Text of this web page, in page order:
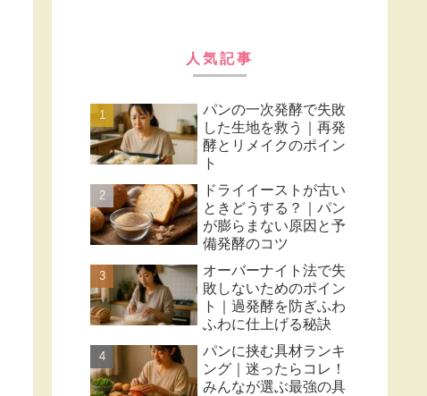
人気記事
パンの一次発酵で失敗
した生地を救う｜再発
酵とリメイクのポイン
ト
ドライイーストが古い
ときどうする？｜パン
が膨らまない原因と予
備発酵のコツ
オーバーナイト法で失
敗しないためのポイン
ト｜過発酵を防ぎふわ
ふわに仕上げる秘訣
パンに挟む具材ランキ
ング｜迷ったらコレ！
みんなが選ぶ最強の具